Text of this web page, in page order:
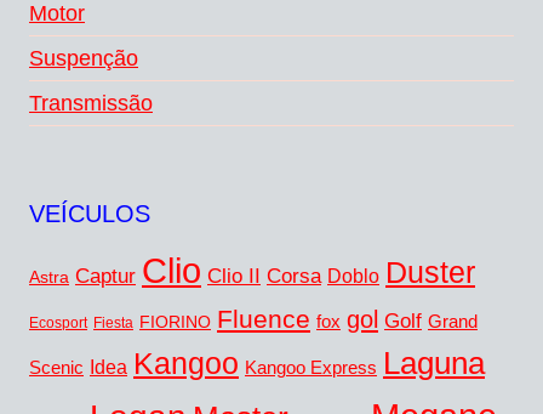
Motor
Suspenção
Transmissão
VEÍCULOS
Astra Captur Clio Clio II Corsa Doblo Duster
Ecosport Fiesta FIORINO Fluence fox gol Golf Grand
Scenic Idea Kangoo Kangoo Express Laguna